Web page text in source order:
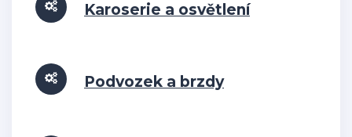
Karoserie a osvětlení
Podvozek a brzdy